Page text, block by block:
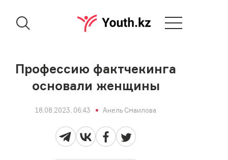
Профессию фактчекинга
основали женщины
18.08.2023, 06:43 Анель Смаилова